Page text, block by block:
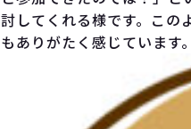
討してくれる様です。この
もありがたく感じています。